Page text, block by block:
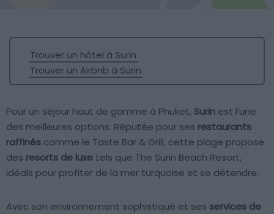
Trouver un hôtel à Surin
Trouver un Airbnb à Surin
Pour un séjour haut de gamme à Phuket, Surin est l’une
des meilleures options. Réputée pour ses restaurants
raffinés comme le Taste Bar & Grill, cette plage propose
des resorts de luxe tels que The Surin Beach Resort,
idéals pour profiter de la mer turquoise et se détendre.
Avec son environnement sophistiqué et ses services de